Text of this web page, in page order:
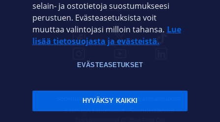
ELISA.FI
Sopimusehdot Tietosuoja Evästeasetukset
Sääntelyviranomaiset Saavutettavuus
selain- ja ostotietoja suostumukseesi
perustuen. Evästeasetuksista voit
muuttaa valintojasi milloin tahansa. Lue
lisää tietosuojasta ja evästeistä.
EVÄSTEASETUKSET
HYVÄKSY KAIKKI